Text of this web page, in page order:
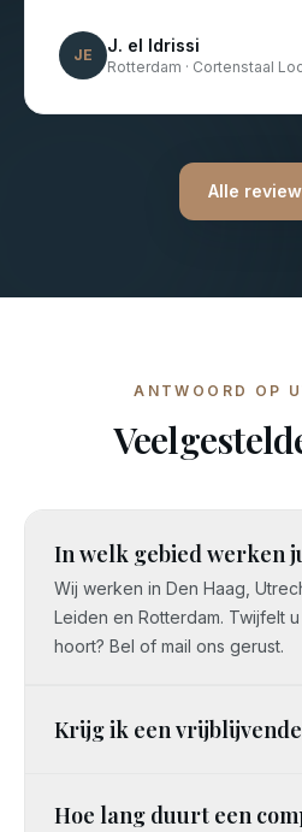
JE J. el Idrissi
Rotterdam · Cortenstaal
Alle
ANTWOORD OP
In welk gebied werken
Wij werken in Den Haag,
Leiden en Rotterdam. Twijfelt
hoort? Bel of mail ons gerust.
Krijg ik een
Hoe lang duurt een